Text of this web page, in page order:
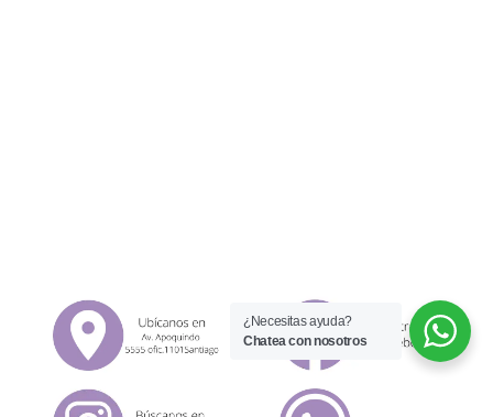
¿Necesitas ayuda?
Chatea con nosotros